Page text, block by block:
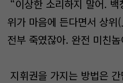
“이상한 소리하지 말어.
위가 마음에 든다면서 상
전부 죽였잖아. 완전 미친
지휘권을 가지는 방법은